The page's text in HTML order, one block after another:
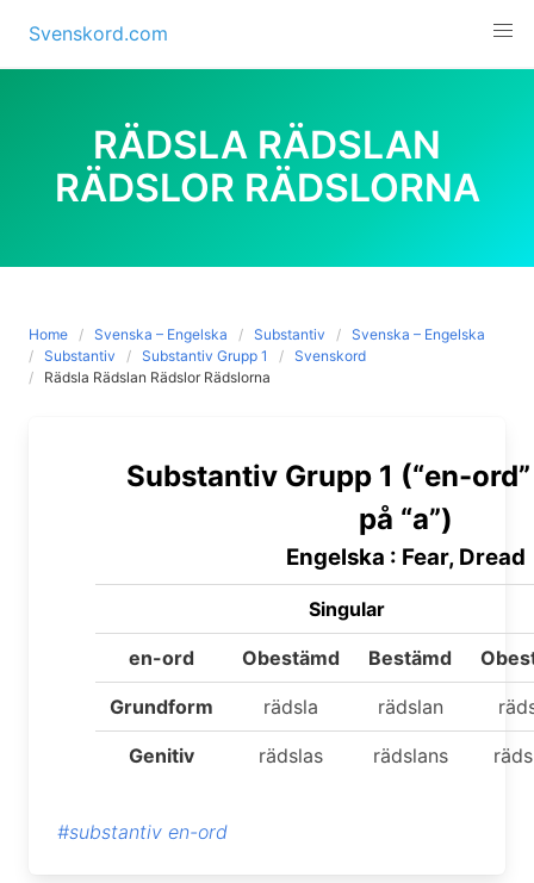
content
Svenskord.com
RÄDSLA RÄDSLAN
RÄDSLOR RÄDSLORNA
Home Svenska – Engelska Substantiv
Svenska – Engelska
Substantiv
Substantiv Grupp 1
Svenskord
Rädsla Rädslan Rädslor Rädslorna
Substantiv Grupp 1 (“en-
på “a”)
Engelska : Fear, Dread
Singular
en-ord Obestämd Bestämd
Grundform rädsla rädslan
Genitiv rädslas rädslans
#substantiv en-ord